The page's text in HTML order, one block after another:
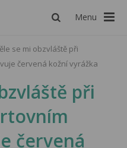
Menu
se mi obzvláště při
červená kožní vyrážka
při
červená